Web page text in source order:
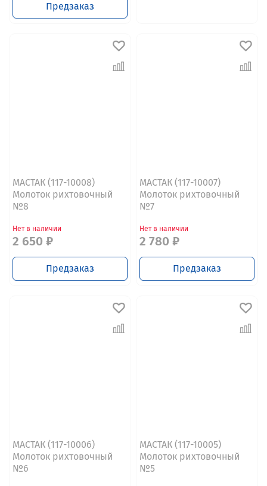
Предзаказ
МАСТАК (117-10008)
Молоток рихтовочный
№8
Нет в наличии
2 650 ₽
Предзаказ
МАСТАК (117-10007)
Молоток рихтовочный
№7
Нет в наличии
2 780 ₽
Предзаказ
МАСТАК (117-10006)
Молоток рихтовочный
№6
МАСТАК (117-10005)
Молоток рихтовочный
№5